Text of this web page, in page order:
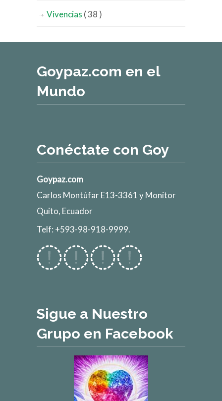
Vivencias ( 38 )
Goypaz.com en el
Mundo
Conéctate con Goy
Goypaz.com
Carlos Montúfar E13-3361 y Monitor
Quito, Ecuador
Telf: +593-98-918-9999.
Sigue a Nuestro
Grupo en Facebook